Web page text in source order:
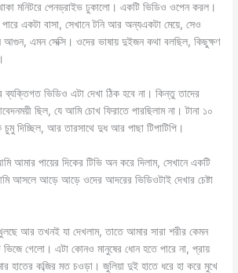
মনিটরে পেনড্রাইভ ঢুকালো। একটি ভিডিও ওপেন করল।
পারে একটা বাসা, সেখানে টনি আর অন্যএকটা মেয়ে, সেও
আগুন, এমন সেক্সি। ওদের ভাষায় দুইজন কথা বলছিল, কিছুক্ষণ
ভিডিও এটা দেখা ঠিক হবে না। কিন্তু তাদের
ছিল, যে আমি চোখ ফিরাতে পারছিলাম না। টানা ১০
দিচ্ছিল, আর তারসাথে দুধ আর পাছা টিপাটিপি।
আমার পায়ের দিকের টিভি অন করে দিলাম, সেখানে একটি
আসলে আড়ে আড়ে ওদের আদরের ভিডিওটাই দেখার চেষ্টা
খুলছে আর তখনই যা দেখলাম, তাতে আমার সারা শরীর কেমন
ভিজে গেলো। এটা কোনও মানুষের ধোন হতে পারে না, প্রায়
হাতের কব্জির মত চওড়া। জুলিয়া দুই হাতে ধরে হা করে মুখে